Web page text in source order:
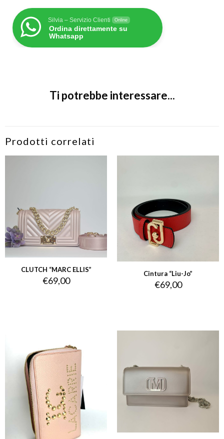
Silvia – Servizio Clienti Online
Ordina direttamente su
Whatsapp
Ti potrebbe interessare...
Prodotti correlati
CLUTCH “MARC ELLIS”
€69,00
Cintura “Liu-Jo”
€69,00